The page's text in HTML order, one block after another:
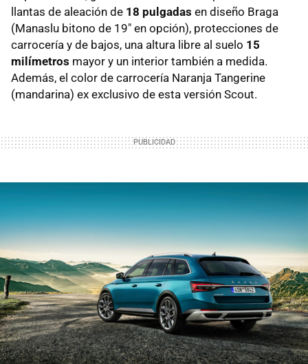
llantas de aleación de 18 pulgadas en diseño Braga
(Manaslu bitono de 19" en opción), protecciones de
carrocería y de bajos, una altura libre al suelo 15
milímetros mayor y un interior también a medida.
Además, el color de carrocería Naranja Tangerine
(mandarina) ex exclusivo de esta versión Scout.